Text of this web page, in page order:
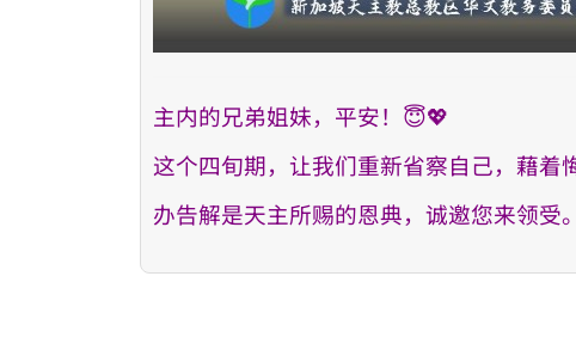
主内的兄弟姐妹，平安！😇💖
这个四旬期，让我们重新省察自己，藉
办告解是天主所赐的恩典，诚邀您来领受